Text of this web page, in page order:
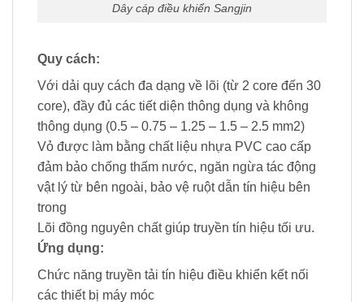
Dây cáp điều khiển Sangjin
Quy cách:
Với dải quy cách đa dạng về lõi (từ 2 core đến 30
core), đầy đủ các tiết diện thông dụng và không
thông dụng (0.5 – 0.75 – 1.25 – 1.5 – 2.5 mm2)
Vỏ được làm bằng chất liệu nhựa PVC cao cấp
đảm bảo chống thấm nước, ngăn ngừa tác động
vật lý từ bên ngoài, bảo vệ ruột dẫn tín hiệu bên
trong
Lõi đồng nguyên chất giúp truyền tín hiệu tối ưu.
Ứng dụng:
Chức năng truyền tải tín hiệu điều khiển kết nối
các thiết bị máy móc